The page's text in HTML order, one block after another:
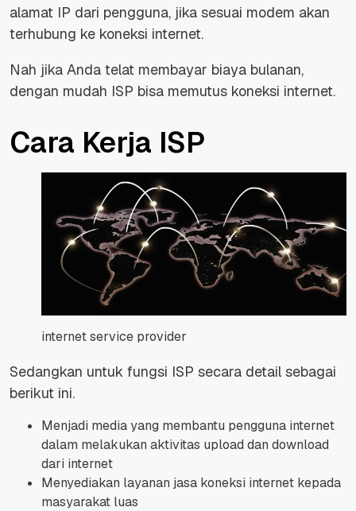
alamat IP dari pengguna, jika sesuai modem akan
terhubung ke koneksi internet.
Nah jika Anda telat membayar biaya bulanan,
dengan mudah ISP bisa memutus koneksi internet.
Cara Kerja ISP
internet service provider
Sedangkan untuk fungsi ISP secara detail sebagai
berikut ini.
Menjadi media yang membantu pengguna internet
dalam melakukan aktivitas upload dan download
dari internet
Menyediakan layanan jasa koneksi internet kepada
masyarakat luas